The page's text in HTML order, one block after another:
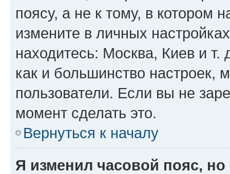
поясу, а не к тому, в котором
измените в личных
находитесь: Москва, Киев и т.
как и большинство настроек,
пользователи. Если вы не
момент сделать это.
Вернуться к началу
Я изменил часовой пояс,